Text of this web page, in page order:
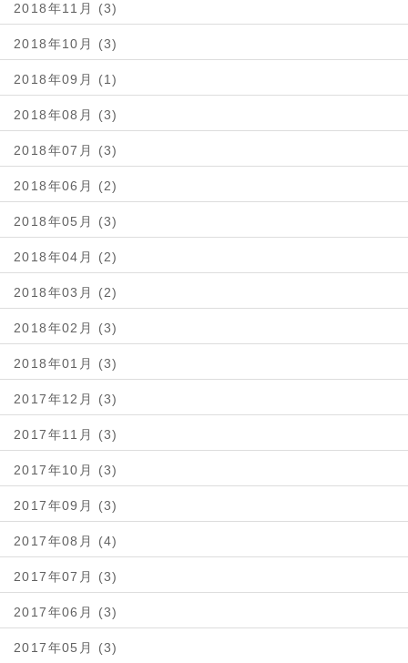
2018年11月 (3)
2018年10月 (3)
2018年09月 (1)
2018年08月 (3)
2018年07月 (3)
2018年06月 (2)
2018年05月 (3)
2018年04月 (2)
2018年03月 (2)
2018年02月 (3)
2018年01月 (3)
2017年12月 (3)
2017年11月 (3)
2017年10月 (3)
2017年09月 (3)
2017年08月 (4)
2017年07月 (3)
2017年06月 (3)
2017年05月 (3)